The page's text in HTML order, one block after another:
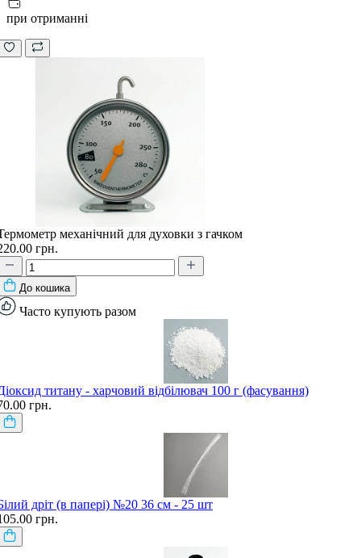
при отриманні
механічний для духовки з гачком
грн.
До кошика
Часто купують разом
титану - харчовий відбілювач 100 г (фасування)
грн.
дріт (в папері) №20 36 см - 25 шт
грн.